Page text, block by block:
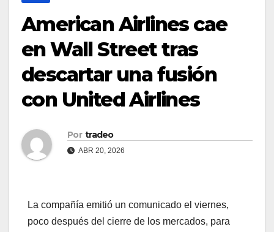
American Airlines cae
en Wall Street tras
descartar una fusión
con United Airlines
Por tradeo
ABR 20, 2026
La compañía emitió un comunicado el viernes,
poco después del cierre de los mercados, para